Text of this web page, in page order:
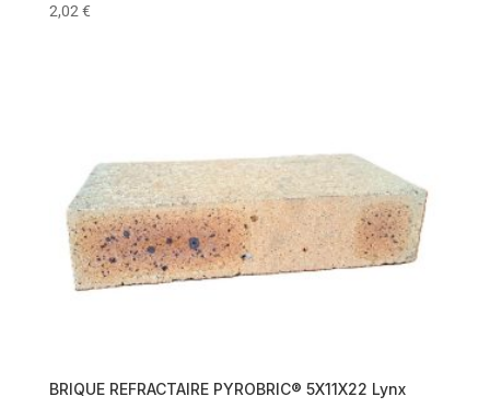
2,02 €
BRIQUE REFRACTAIRE PYROBRIC® 5X11X22 Lynx